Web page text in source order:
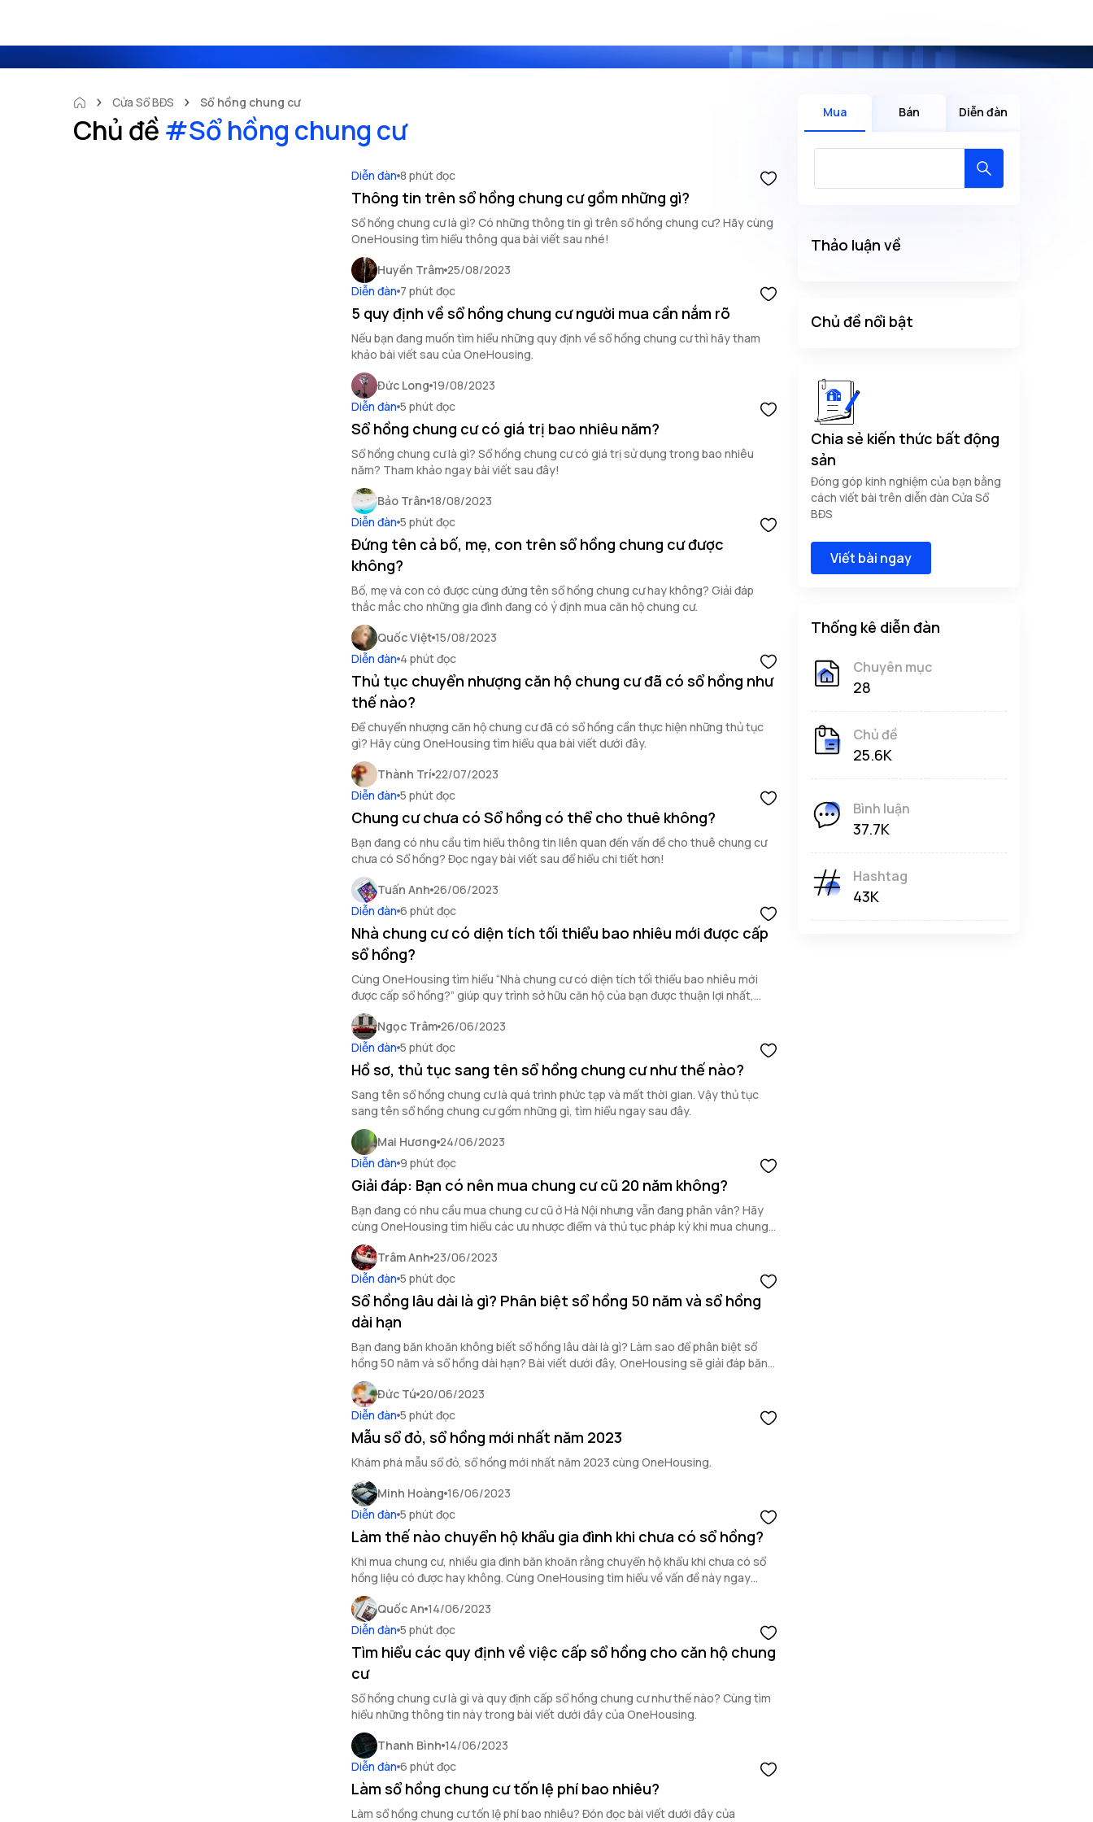
Cửa Sổ BĐS Sổ hồng chung cư
Chủ đề #Sổ hồng chung cư
Diễn đàn 8 phút đọc
Thông tin trên sổ hồng chung cư gồm những gì?
Sổ hồng chung cư là gì? Có những thông tin gì trên sổ hồng chung cư? Hãy cùng
OneHousing tìm hiểu thông qua bài viết sau nhé!
Huyền Trâm 25/08/2023
Diễn đàn 7 phút đọc
5 quy định về sổ hồng chung cư người mua cần nắm rõ
Nếu bạn đang muốn tìm hiểu những quy định về sổ hồng chung cư thì hãy tham
khảo bài viết sau của OneHousing.
Đức Long 19/08/2023
Diễn đàn 5 phút đọc
Sổ hồng chung cư có giá trị bao nhiêu năm?
Sổ hồng chung cư là gì? Sổ hồng chung cư có giá trị sử dụng trong bao nhiêu
năm? Tham khảo ngay bài viết sau đây!
Bảo Trân 18/08/2023
Diễn đàn 5 phút đọc
Đứng tên cả bố, mẹ, con trên sổ hồng chung cư được
không?
Bố, mẹ và con có được cùng đứng tên sổ hồng chung cư hay không? Giải đáp
thắc mắc cho những gia đình đang có ý định mua căn hộ chung cư.
Quốc Việt 15/08/2023
Diễn đàn 4 phút đọc
Thủ tục chuyển nhượng căn hộ chung cư đã có sổ hồng như
thế nào?
Để chuyển nhượng căn hộ chung cư đã có sổ hồng cần thực hiện những thủ tục
gì? Hãy cùng OneHousing tìm hiểu qua bài viết dưới đây.
Thành Trí 22/07/2023
Diễn đàn 5 phút đọc
Chung cư chưa có Sổ hồng có thể cho thuê không?
Bạn đang có nhu cầu tìm hiểu thông tin liên quan đến vấn đề cho thuê chung cư
chưa có Sổ hồng? Đọc ngay bài viết sau để hiểu chi tiết hơn!
Tuấn Anh 26/06/2023
Diễn đàn 6 phút đọc
Nhà chung cư có diện tích tối thiểu bao nhiêu mới được cấp
sổ hồng?
Cùng OneHousing tìm hiểu “Nhà chung cư có diện tích tối thiểu bao nhiêu mới
được cấp sổ hồng?” giúp quy trình sở hữu căn hộ của bạn được thuận lợi nhất,
trong bài viết sau đây!
Ngọc Trâm 26/06/2023
Diễn đàn 5 phút đọc
Hồ sơ, thủ tục sang tên sổ hồng chung cư như thế nào?
Sang tên sổ hồng chung cư là quá trình phức tạp và mất thời gian. Vậy thủ tục
sang tên sổ hồng chung cư gồm những gì, tìm hiểu ngay sau đây.
Mai Hương 24/06/2023
Diễn đàn 9 phút đọc
Giải đáp: Bạn có nên mua chung cư cũ 20 năm không?
Bạn đang có nhu cầu mua chung cư cũ ở Hà Nội nhưng vẫn đang phân vân? Hãy
cùng OneHousing tìm hiểu các ưu nhược điểm và thủ tục pháp ký khi mua chung
cư cũ.
Trâm Anh 23/06/2023
Diễn đàn 5 phút đọc
Sổ hồng lâu dài là gì? Phân biệt sổ hồng 50 năm và sổ hồng
dài hạn
Bạn đang băn khoăn không biết sổ hồng lâu dài là gì? Làm sao để phân biệt sổ
hồng 50 năm và sổ hồng dài hạn? Bài viết dưới đây, OneHousing sẽ giải đáp băn
khoăn này của bạn.
Đức Tú 20/06/2023
Diễn đàn 5 phút đọc
Mẫu sổ đỏ, sổ hồng mới nhất năm 2023
Khám phá mẫu sổ đỏ, sổ hồng mới nhất năm 2023 cùng OneHousing.
Minh Hoàng 16/06/2023
Diễn đàn 5 phút đọc
Làm thế nào chuyển hộ khẩu gia đình khi chưa có sổ hồng?
Khi mua chung cư, nhiều gia đình băn khoăn rằng chuyển hộ khẩu khi chưa có sổ
hồng liệu có được hay không. Cùng OneHousing tìm hiểu về vấn đề này ngay
trong bài viết dưới.
Quốc An 14/06/2023
Diễn đàn 5 phút đọc
Tìm hiểu các quy định về việc cấp sổ hồng cho căn hộ chung
cư
Sổ hồng chung cư là gì và quy định cấp sổ hồng chung cư như thế nào? Cùng tìm
hiểu những thông tin này trong bài viết dưới đây của OneHousing.
Thanh Bình 14/06/2023
Diễn đàn 6 phút đọc
Làm sổ hồng chung cư tốn lệ phí bao nhiêu?
Làm sổ hồng chung cư tốn lệ phí bao nhiêu? Đón đọc bài viết dưới đây của
Mua Bán Diễn đàn
Thảo luận về
Chủ đề nổi bật
Chia sẻ kiến thức bất động
sản
Đóng góp kinh nghiệm của bạn bằng
cách viết bài trên diễn đàn Cửa Sổ
BĐS
Viết bài ngay
Thống kê diễn đàn
Chuyên mục
28
Chủ đề
25.6K
Bình luận
37.7K
Hashtag
43K